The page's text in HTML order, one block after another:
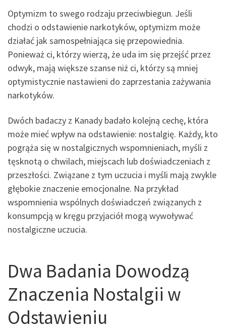
Optymizm to swego rodzaju przeciwbiegun. Jeśli
chodzi o odstawienie narkotyków, optymizm może
działać jak samospełniająca się przepowiednia.
Ponieważ ci, którzy wierzą, że uda im się przejść przez
odwyk, mają większe szanse niż ci, którzy są mniej
optymistycznie nastawieni do zaprzestania zażywania
narkotyków.
Dwóch badaczy z Kanady badało kolejną cechę, która
może mieć wpływ na odstawienie: nostalgię. Każdy, kto
pogrąża się w nostalgicznych wspomnieniach, myśli z
tęsknotą o chwilach, miejscach lub doświadczeniach z
przeszłości. Związane z tym uczucia i myśli mają zwykle
głębokie znaczenie emocjonalne. Na przykład
wspomnienia wspólnych doświadczeń związanych z
konsumpcją w kręgu przyjaciół mogą wywoływać
nostalgiczne uczucia.
Dwa Badania Dowodzą
Znaczenia Nostalgii w
Odstawieniu